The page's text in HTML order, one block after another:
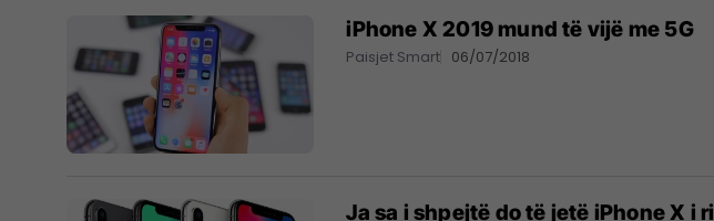
iPhone X 2019 mund të vijë me 5G
Paisjet Smart 06/07/2018
Ja sa i shpejtë do të jetë iPhone X i ri